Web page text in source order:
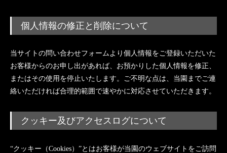
個人情報の修正と削除について
当サイトの問い合わせフォームより個人情報をご登録いただいた
お客様からのお申し出があれば、お預かりした個人情報を修正、
またはその使用を停止いたします。ご不明な点は、当園までご連
絡いただければ合理的範囲で速やかに対応させていただきます。
クッキー及びアクセスログについて
“クッキー（Cookies）”とはお客様が当園のウェブサイトをご訪問